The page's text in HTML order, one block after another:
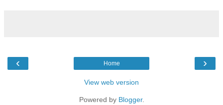
‹ ›
Home
View web version
Powered by Blogger.